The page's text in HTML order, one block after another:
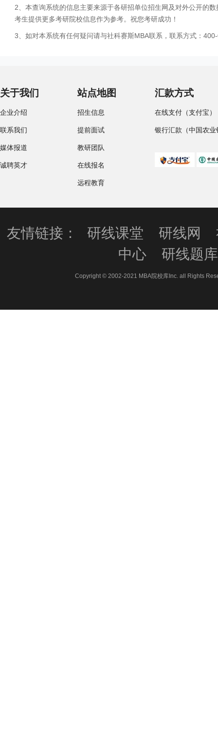
2、本查询系统的信息主要来源于各研招单位招生网及对外公开的
考生提供更多考研院校信息作为参考。祝您考研成功！
3、如对本系统有任何疑问请与社科赛斯MBA联系，联系方式：
关于我们
企业介绍
联系我们
媒体报道
诚聘英才
站点地图
招生信息
提前面试
教研团队
在线报名
远程教育
汇款方式
在线支付（支付宝）
银行汇款（中国农业
友情链接： 研线课堂 研线网
中心
研线题库
Copyright © 2002-2021 MBA院校库Inc. all Rights